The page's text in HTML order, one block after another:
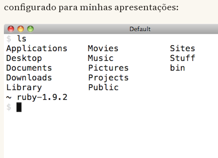
configurado para minhas apresentações: